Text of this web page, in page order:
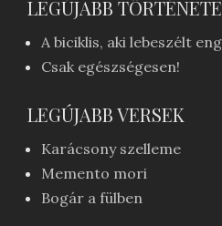
LEGÚJABB
A biciklis, aki lebeszélt
Csak egészségesen!
LEGÚJABB VERSEK
Karácsony szelleme
Memento mori
Bogár a fülben